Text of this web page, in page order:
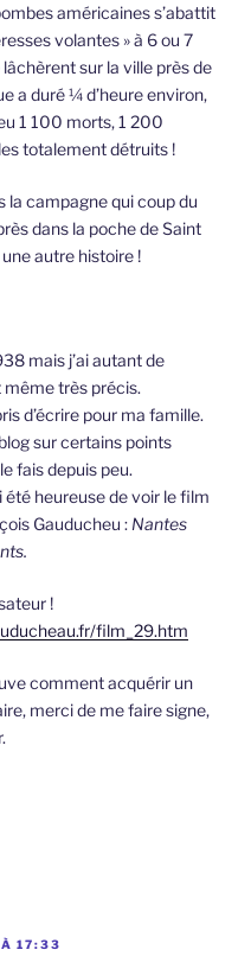
américaines s’abattit
volantes » à 6 ou 7
sur la ville près de
a duré ¼ d’heure environ,
1 100 morts, 1 200
totalement détruits !
la campagne qui coup du
dans la poche de Saint
autre histoire !
mais j’ai autant de
très précis.
d’écrire pour ma famille.
sur certains points
fais depuis peu.
été heureuse de voir le film
Gauducheu : Nantes
!
film_29.htm
comment acquérir un
merci de me faire signe,
17:33